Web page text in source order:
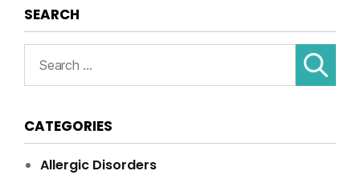
SEARCH
for:
CATEGORIES
Allergic Disorders